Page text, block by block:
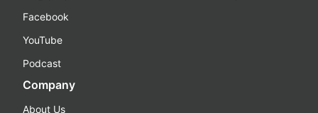
Facebook
YouTube
Podcast
Company
About Us